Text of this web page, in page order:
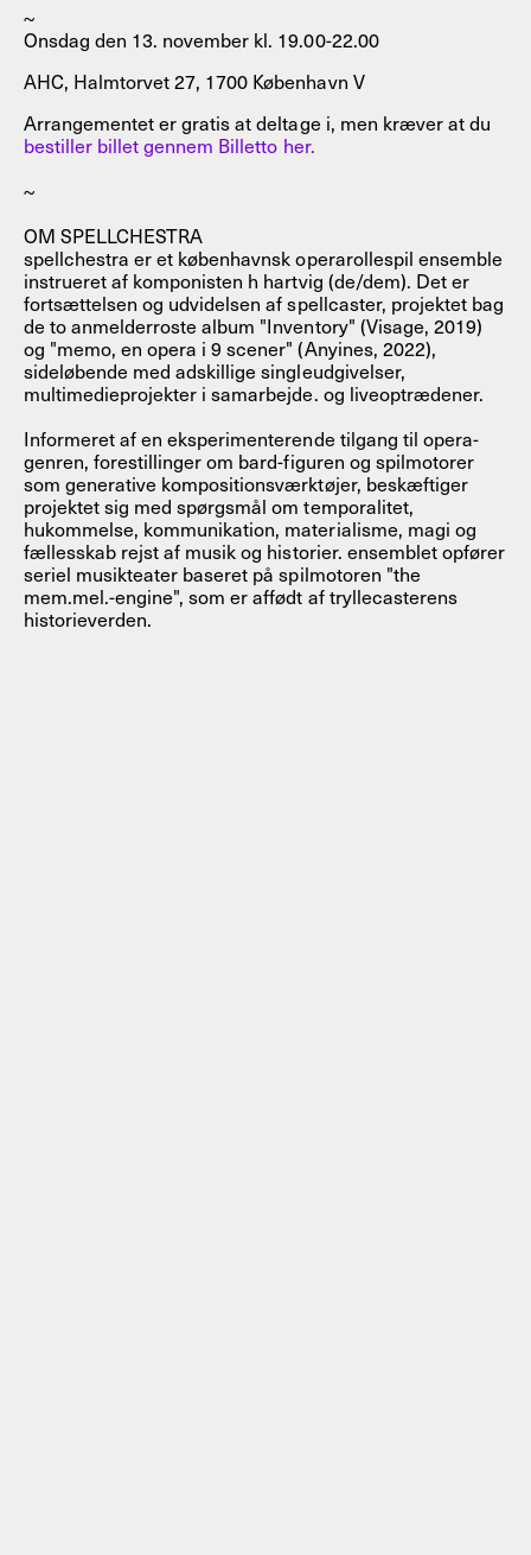
~
Onsdag den 13. november kl. 19.00-22.00
AHC, Halmtorvet 27, 1700 København V
Arrangementet er gratis at deltage i, men kræver at du
bestiller billet gennem Billetto her.
~
OM SPELLCHESTRA
spellchestra er et københavnsk operarollespil ensemble
instrueret af komponisten h hartvig (de/dem). Det er
fortsættelsen og udvidelsen af ​​spellcaster, projektet bag
de to anmelderroste album "Inventory" (Visage, 2019)
og "memo, en opera i 9 scener" (Anyines, 2022),
sideløbende med adskillige singleudgivelser,
multimedieprojekter i samarbejde. og liveoptrædener.
Informeret af en eksperimenterende tilgang til opera-
genren, forestillinger om bard-figuren og spilmotorer
som generative kompositionsværktøjer, beskæftiger
projektet sig med spørgsmål om temporalitet,
hukommelse, kommunikation, materialisme, magi og
fællesskab rejst af musik og historier. ensemblet opfører
seriel musikteater baseret på spilmotoren "the
mem.mel.-engine", som er affødt af tryllecasterens
historieverden.